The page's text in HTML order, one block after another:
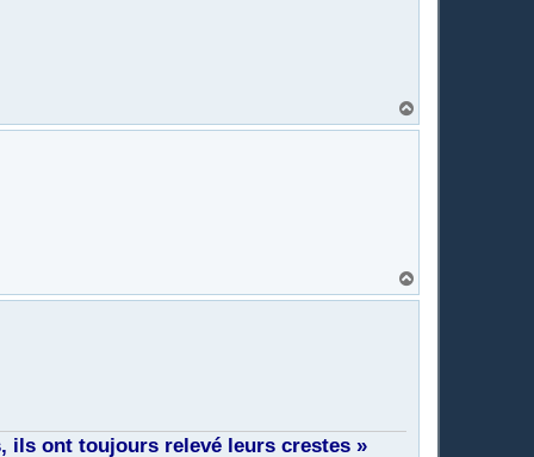
a
a
ils ont toujours relevé leurs crestes »